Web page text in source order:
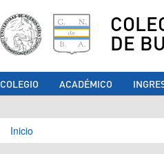
DE
COLEGIO ACADÉMICO
Se encuentra
Inicio